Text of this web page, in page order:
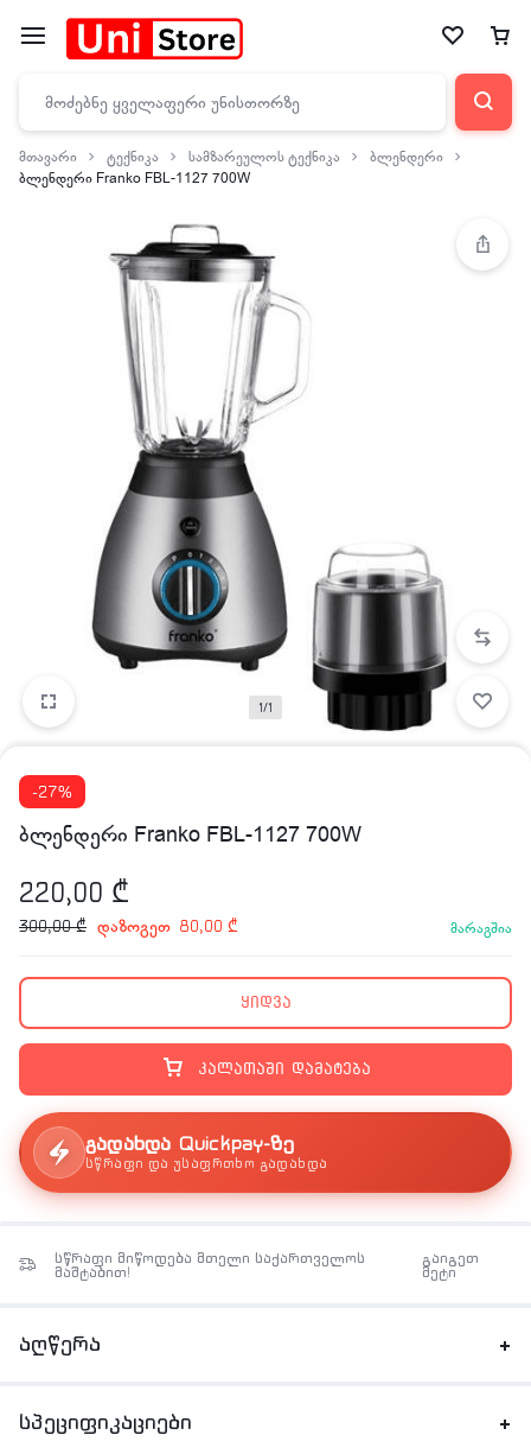
მთავარი ტექნიკა სამზარეულოს ტექნიკა
ბლენდერი
ბლენდერი Franko FBL-1127 700W
1/1
-27%
ბლენდერი Franko FBL-1127 700W
220,00 ₾
300,00₾ დაზოგეთ 80,00 ₾ მარაგშია
კალათაში დამატება
ყიდვა
გადახდა Quickpay-ზე
სწრაფი და უსაფრთხო გადახდა
სწრაფი მიწოდება მთელი საქართველოს
მაშტაბით!
გაიგეთ
მეტი
აღწერა
სპეციფიკაციები